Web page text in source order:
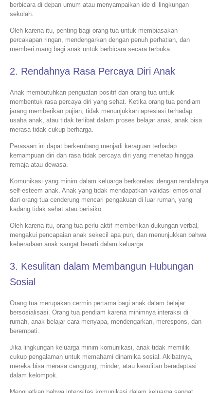
berbicara di depan umum atau menyampaikan ide di lingkungan
sekolah.
Oleh karena itu, penting bagi orang tua untuk membiasakan
percakapan ringan, mendengarkan dengan penuh perhatian, dan
memberi ruang bagi anak untuk berbicara secara terbuka.
2. Rendahnya Rasa Percaya Diri Anak
Anak membutuhkan penguatan positif dari orang tua untuk
membentuk rasa percaya diri yang sehat. Ketika orang tua pendiam
jarang memberikan pujian, tidak menunjukkan apresiasi terhadap
usaha anak, atau tidak terlibat dalam proses belajar anak, anak bisa
merasa tidak cukup berharga.
Perasaan ini dapat berkembang menjadi keraguan terhadap
kemampuan diri dan rasa tidak percaya diri yang menetap hingga
remaja atau dewasa.
Komunikasi yang minim dalam keluarga berkorelasi dengan rendahnya
self-esteem anak. Anak yang tidak mendapatkan validasi emosional
dari orang tua cenderung mencari pengakuan di luar rumah, yang
kadang tidak sehat atau berisiko.
Oleh karena itu, orang tua perlu aktif memberikan dukungan verbal,
mengakui pencapaian anak sekecil apa pun, dan menunjukkan bahwa
keberadaan anak sangat berarti dalam keluarga.
3. Kesulitan dalam Membangun Hubungan
Sosial
Orang tua merupakan cermin pertama bagi anak dalam belajar
bersosialisasi. Orang tua pendiam karena minimnya interaksi di
rumah, anak belajar cara menyapa, mendengarkan, merespons, dan
berempati.
Jika lingkungan keluarga minim komunikasi, anak tidak memiliki
cukup pengalaman untuk memahami dinamika sosial. Akibatnya,
mereka bisa merasa canggung, minder, atau kesulitan beradaptasi
dalam kelompok.